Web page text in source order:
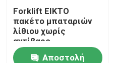
Forklift EIKTO
πακέτο μπαταριών
λίθιου χωρίς
αντίβαρο
Αποστολή